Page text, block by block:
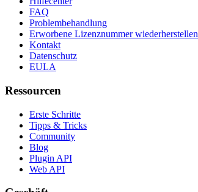
FAQ
Problembehandlung
Erworbene Lizenznummer wiederherstellen
Kontakt
Datenschutz
EULA
Ressourcen
Erste Schritte
Tipps & Tricks
Community
Blog
Plugin API
Web API